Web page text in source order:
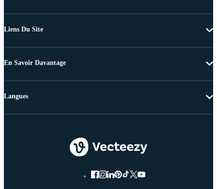
Liens Du Site
En Savoir Davantage
Langues